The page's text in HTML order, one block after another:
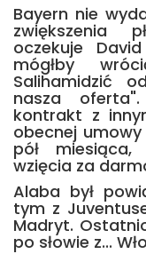
Bayern nie
zwiększenia
oczekuje
mógłby
Salihamidzić
nasza
kontrakt z
obecnej
pół
wzięcia za
Alaba był
tym z
Madryt.
po słowie z...